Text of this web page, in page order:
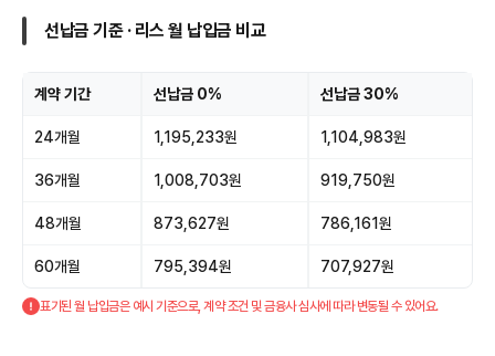
선납금 기준 · 리스 월 납입금 비교
계약 기간 선납금 0% 선납금 30%
24개월 1,195,233원 1,104,983원
36개월 1,008,703원 919,750원
48개월 873,627원 786,161원
60개월 795,394원 707,927원
표기된 월 납입금은 예시 기준으로, 계약 조건 및 금융사 심사에 따라 변동될 수 있어요.